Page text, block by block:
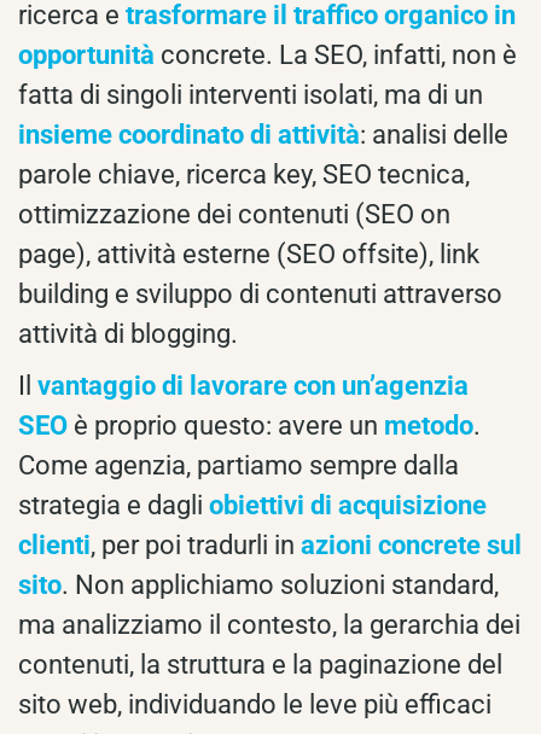
ricerca e trasformare il traffico organico in
opportunità concrete. La SEO, infatti, non è
fatta di singoli interventi isolati, ma di un
insieme coordinato di attività: analisi delle
parole chiave, ricerca key, SEO tecnica,
ottimizzazione dei contenuti (SEO on
page), attività esterne (SEO offsite), link
building e sviluppo di contenuti attraverso
attività di blogging.
Il vantaggio di lavorare con un’agenzia
SEO è proprio questo: avere un metodo.
Come agenzia, partiamo sempre dalla
strategia e dagli obiettivi di acquisizione
clienti, per poi tradurli in azioni concrete sul
sito. Non applichiamo soluzioni standard,
ma analizziamo il contesto, la gerarchia dei
contenuti, la struttura e la paginazione del
sito web, individuando le leve più efficaci